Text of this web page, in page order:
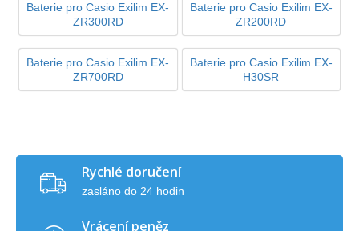
Baterie pro Casio Exilim EX-
ZR300RD
Baterie pro Casio Exilim EX-
ZR200RD
Baterie pro Casio Exilim EX-
ZR700RD
Baterie pro Casio Exilim EX-
H30SR
Rychlé doručení
zasláno do 24 hodin
Vrácení peněz